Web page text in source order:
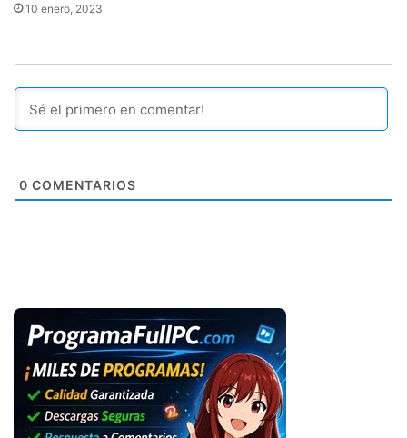
10 enero, 2023
0 COMENTARIOS